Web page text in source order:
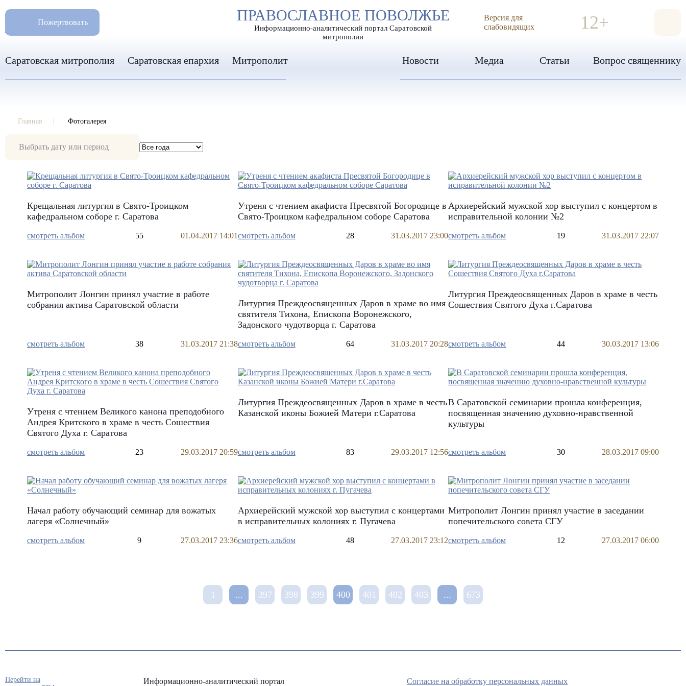
РАЗМЕР ШРИФТА А А А ИЗОБРАЖЕНИЯ
ПРАВОСЛАВНОЕ ПОВОЛЖЬЕ
Информационно-аналитический портал Саратовской
митрополии
Пожертвовать
8 960 346 31 04
info-sar@mail.ru
Версия для
слабовидящих
12+
Саратовская митрополия Саратовская епархия Митрополит Новости Медиа Статьи Вопрос священнику
Главная Фотогалерея
Фотогалерея
Крещальная литургия в Свято-Троицком
кафедральном соборе г. Саратова
смотреть альбом 55 01.04.2017 14:01
Утреня с чтением акафиста Пресвятой Богородице в
Свято-Троицком кафедральном соборе Саратова
смотреть альбом 28 31.03.2017 23:00
Архиерейский мужской хор выступил с концертом в
исправительной колонии №2
смотреть альбом 19 31.03.2017 22:07
Митрополит Лонгин принял участие в работе
собрания актива Саратовской области
смотреть альбом 38 31.03.2017 21:38
Литургия Преждеосвященных Даров в храме во имя
святителя Тихона, Епископа Воронежского,
Задонского чудотворца г. Саратова
смотреть альбом 64 31.03.2017 20:28
Литургия Преждеосвященных Даров в храме в честь
Сошествия Святого Духа г.Саратова
смотреть альбом 44 30.03.2017 13:06
Утреня с чтением Великого канона преподобного
Андрея Критского в храме в честь Сошествия
Святого Духа г. Саратова
смотреть альбом 23 29.03.2017 20:59
Литургия Преждеосвященных Даров в храме в честь
Казанской иконы Божией Матери г.Саратова
смотреть альбом 83 29.03.2017 12:56
В Саратовской семинарии прошла конференция,
посвященная значению духовно-нравственной
культуры
смотреть альбом 30 28.03.2017 09:00
Начал работу обучающий семинар для вожатых
лагеря «Солнечный»
смотреть альбом 9 27.03.2017 23:36
Архиерейский мужской хор выступил с концертами
в исправительных колониях г. Пугачева
смотреть альбом 48 27.03.2017 23:12
Митрополит Лонгин принял участие в заседании
попечительского совета СГУ
смотреть альбом 12 27.03.2017 06:00
1 ... 397 398 399 400 401 402 403 ... 673
Информационно-аналитический портал Согласие на обработку персональных данных
Перейти на